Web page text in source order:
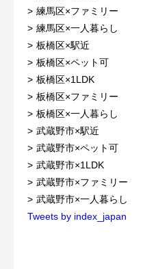
練馬区×ファミリー
練馬区×一人暮らし
板橋区×駅近
板橋区×ペット可
板橋区×1LDK
板橋区×ファミリー
板橋区×一人暮らし
武蔵野市×駅近
武蔵野市×ペット可
武蔵野市×1LDK
武蔵野市×ファミリー
武蔵野市×一人暮らし
Tweets by index_japan